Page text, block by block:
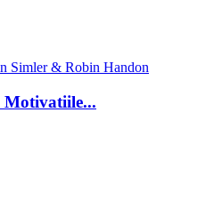
Simler & Robin Handon
Motivatiile...